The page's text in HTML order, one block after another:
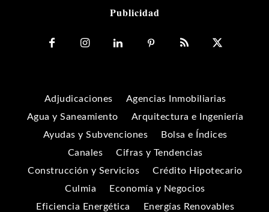
Publicidad
Adjudicaciones
Agencias Inmobiliarias
Agua y Saneamiento
Arquitectura e Ingeniería
Ayudas y Subvenciones
Bolsa e Índices
Canales
Cifras y Tendencias
Construcción y Servicios
Crédito Hipotecario
Culmia
Economía y Negocios
Eficiencia Energética
Energías Renovables